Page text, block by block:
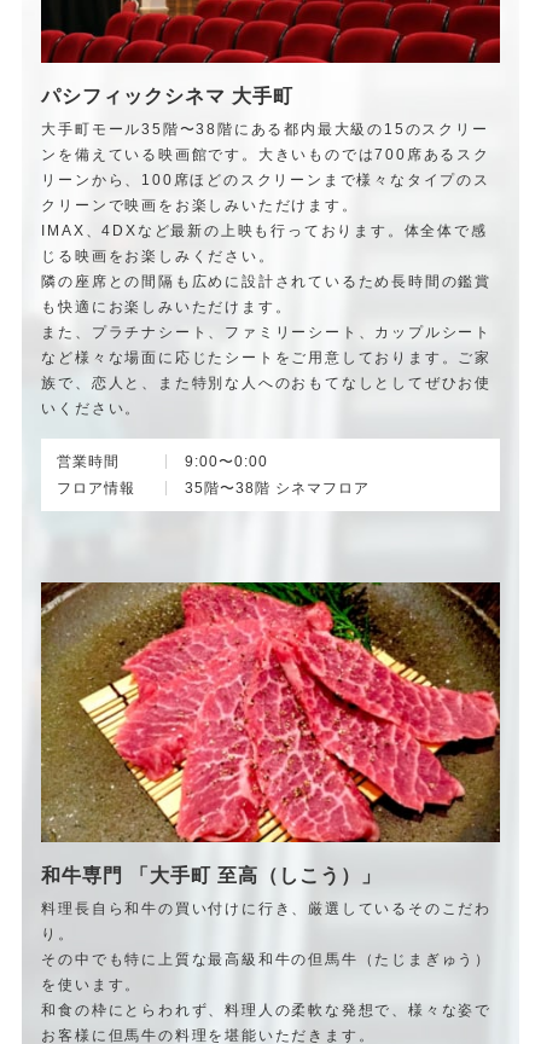
パシフィックシネマ 大手町
大手町モール35階〜38階にある都内最大級の15のスクリー
ンを備えている映画館です。大きいものでは700席あるスク
リーンから、100席ほどのスクリーンまで様々なタイプのス
クリーンで映画をお楽しみいただけます。
IMAX、4DXなど最新の上映も行っております。体全体で感
じる映画をお楽しみください。
隣の座席との間隔も広めに設計されているため長時間の鑑賞
も快適にお楽しみいただけます。
また、プラチナシート、ファミリーシート、カップルシート
など様々な場面に応じたシートをご用意しております。ご家
族で、恋人と、また特別な人へのおもてなしとしてぜひお使
いください。
営業時間
9:00〜0:00
フロア情報
35階〜38階 シネマフロア
和牛専門 「大手町 至高（しこう）」
料理長自ら和牛の買い付けに行き、厳選しているそのこだわ
り。
その中でも特に上質な最高級和牛の但馬牛（たじまぎゅう）
を使います。
和食の枠にとらわれず、料理人の柔軟な発想で、様々な姿で
お客様に但馬牛の料理を堪能いただきます。